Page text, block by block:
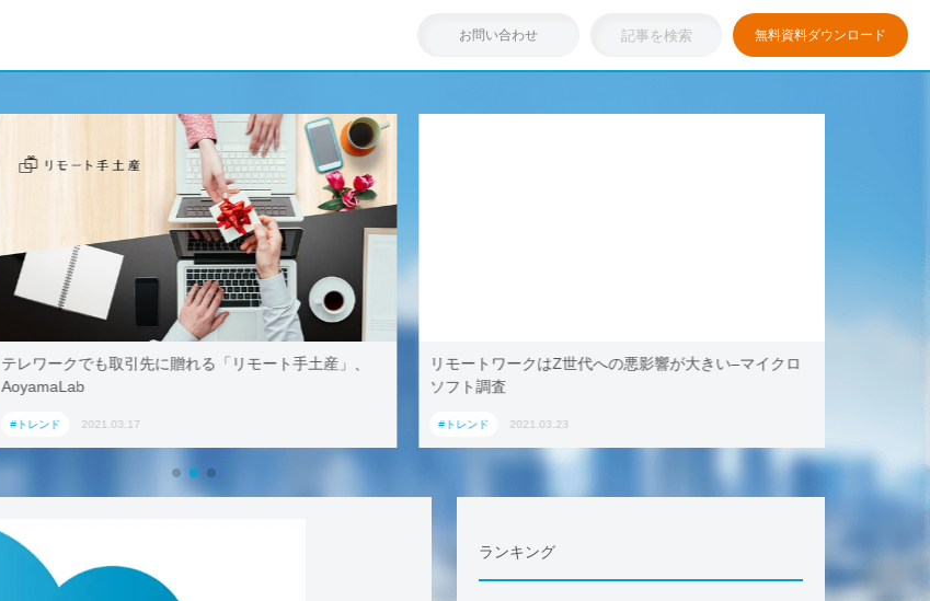
お問い合わせ 無料資料ダウンロード
リモートワークはZ世代への悪影響が大きい–マイクロ
ソフト調査
#トレンド 2021.03.23
浸透しつつある「リモートワーク」を存分に活用！ブッ
キング・ドットコム、2021年旅行トレンド「ワーケー
#トレンド 2021.03.17
ランキング